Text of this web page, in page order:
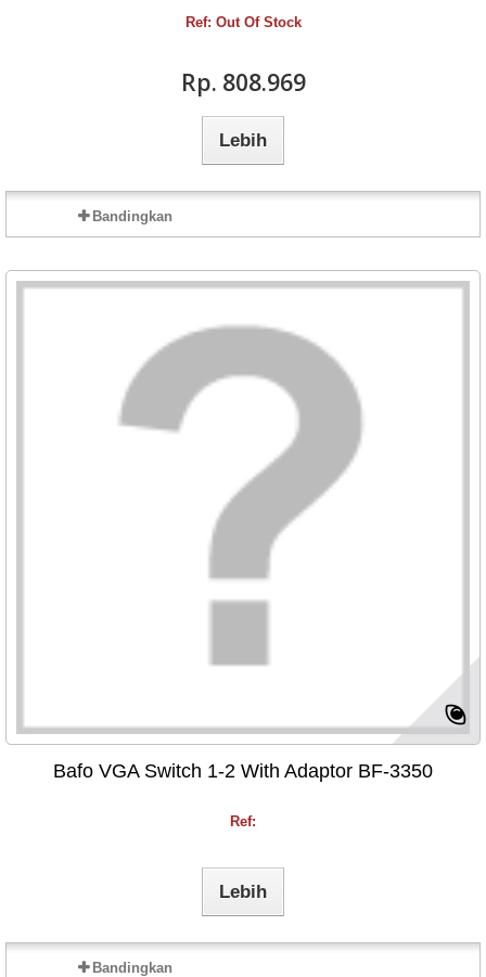
Ref: Out Of Stock
Rp‎. 808.969
Lebih
Bandingkan
Bafo VGA Switch 1-2 With Adaptor BF-3350
Ref:
Lebih
Bandingkan